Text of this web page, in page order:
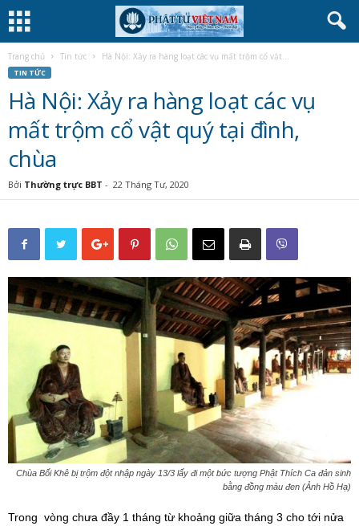
Trang chủ Tin tức Hà Nội: Xảy ra hàng loạt các vụ mất trộm cổ vật...
TIN TỨC
Hà Nội: Xảy ra hàng loạt các vụ
mất trộm cổ vật quý tại đình,
chùa
Bởi Thường trực BBT - 22 Tháng Tư, 2020
Chùa Bối Khê bị trộm đột nhập ngày 13/3 lấy đi một bức tượng Phật Thích Ca đản sinh
bằng đồng màu đen (Ảnh Hồ Hạ)
Trong vòng chưa đầy 1 tháng từ khoảng giữa tháng 3 cho tới nửa